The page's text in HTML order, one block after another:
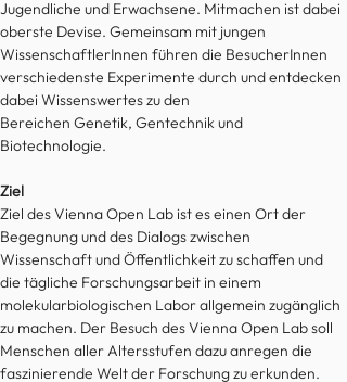
Jugendliche und Erwachsene. Mitmachen ist dabei
oberste Devise. Gemeinsam mit jungen
WissenschaftlerInnen führen die BesucherInnen
verschiedenste Experimente durch und entdecken
dabei Wissenswertes zu den
Bereichen Genetik, Gentechnik und
Biotechnologie.
Ziel
Ziel des Vienna Open Lab ist es einen Ort der
Begegnung und des Dialogs zwischen
Wissenschaft und Öffentlichkeit zu schaffen und
die tägliche Forschungsarbeit in einem
molekularbiologischen Labor allgemein zugänglich
zu machen. Der Besuch des Vienna Open Lab soll
Menschen aller Altersstufen dazu anregen die
faszinierende Welt der Forschung zu erkunden.